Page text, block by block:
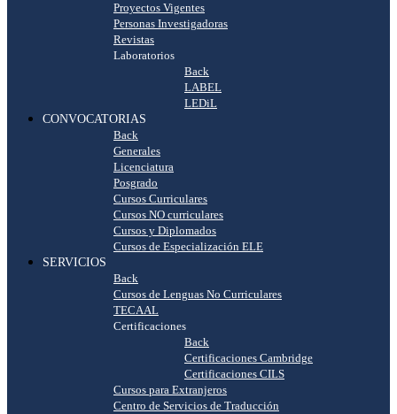
Proyectos Vigentes
Personas Investigadoras
Revistas
Laboratorios
Back
LABEL
LEDiL
CONVOCATORIAS
Back
Generales
Licenciatura
Posgrado
Cursos Curriculares
Cursos NO curriculares
Cursos y Diplomados
Cursos de Especialización ELE
SERVICIOS
Back
Cursos de Lenguas No Curriculares
TECAAL
Certificaciones
Back
Certificaciones Cambridge
Certificaciones CILS
Cursos para Extranjeros
Centro de Servicios de Traducción